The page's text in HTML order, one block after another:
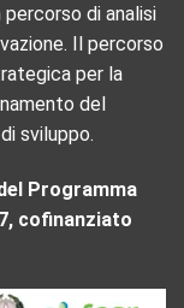
di analisi
Il percorso
per la
del
sviluppo.
Programma
cofinanziato